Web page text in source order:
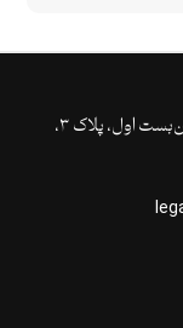
تهـران،‌ خیابان انقلاب، خیابان خارک، کوچۀ بن‌بست اول، پلاک ۳،